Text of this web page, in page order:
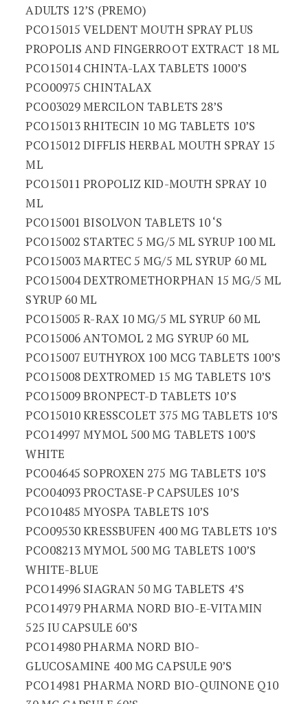
ADULTS 12’S (PREMO)
PCO15015 VELDENT MOUTH SPRAY PLUS
PROPOLIS AND FINGERROOT EXTRACT 18 ML
PCO15014 CHINTA-LAX TABLETS 1000’S
PCO00975 CHINTALAX
PCO03029 MERCILON TABLETS 28’S
PCO15013 RHITECIN 10 MG TABLETS 10’S
PCO15012 DIFFLIS HERBAL MOUTH SPRAY 15
ML
PCO15011 PROPOLIZ KID-MOUTH SPRAY 10
ML
PCO15001 BISOLVON TABLETS 10 ‘S
PCO15002 STARTEC 5 MG/5 ML SYRUP 100 ML
PCO15003 MARTEC 5 MG/5 ML SYRUP 60 ML
PCO15004 DEXTROMETHORPHAN 15 MG/5 ML
SYRUP 60 ML
PCO15005 R-RAX 10 MG/5 ML SYRUP 60 ML
PCO15006 ANTOMOL 2 MG SYRUP 60 ML
PCO15007 EUTHYROX 100 MCG TABLETS 100’S
PCO15008 DEXTROMED 15 MG TABLETS 10’S
PCO15009 BRONPECT-D TABLETS 10’S
PCO15010 KRESSCOLET 375 MG TABLETS 10’S
PCO14997 MYMOL 500 MG TABLETS 100’S
WHITE
PCO04645 SOPROXEN 275 MG TABLETS 10’S
PCO04093 PROCTASE-P CAPSULES 10’S
PCO10485 MYOSPA TABLETS 10’S
PCO09530 KRESSBUFEN 400 MG TABLETS 10’S
PCO08213 MYMOL 500 MG TABLETS 100’S
WHITE-BLUE
PCO14996 SIAGRAN 50 MG TABLETS 4’S
PCO14979 PHARMA NORD BIO-E-VITAMIN
525 IU CAPSULE 60’S
PCO14980 PHARMA NORD BIO-
GLUCOSAMINE 400 MG CAPSULE 90’S
PCO14981 PHARMA NORD BIO-QUINONE Q10